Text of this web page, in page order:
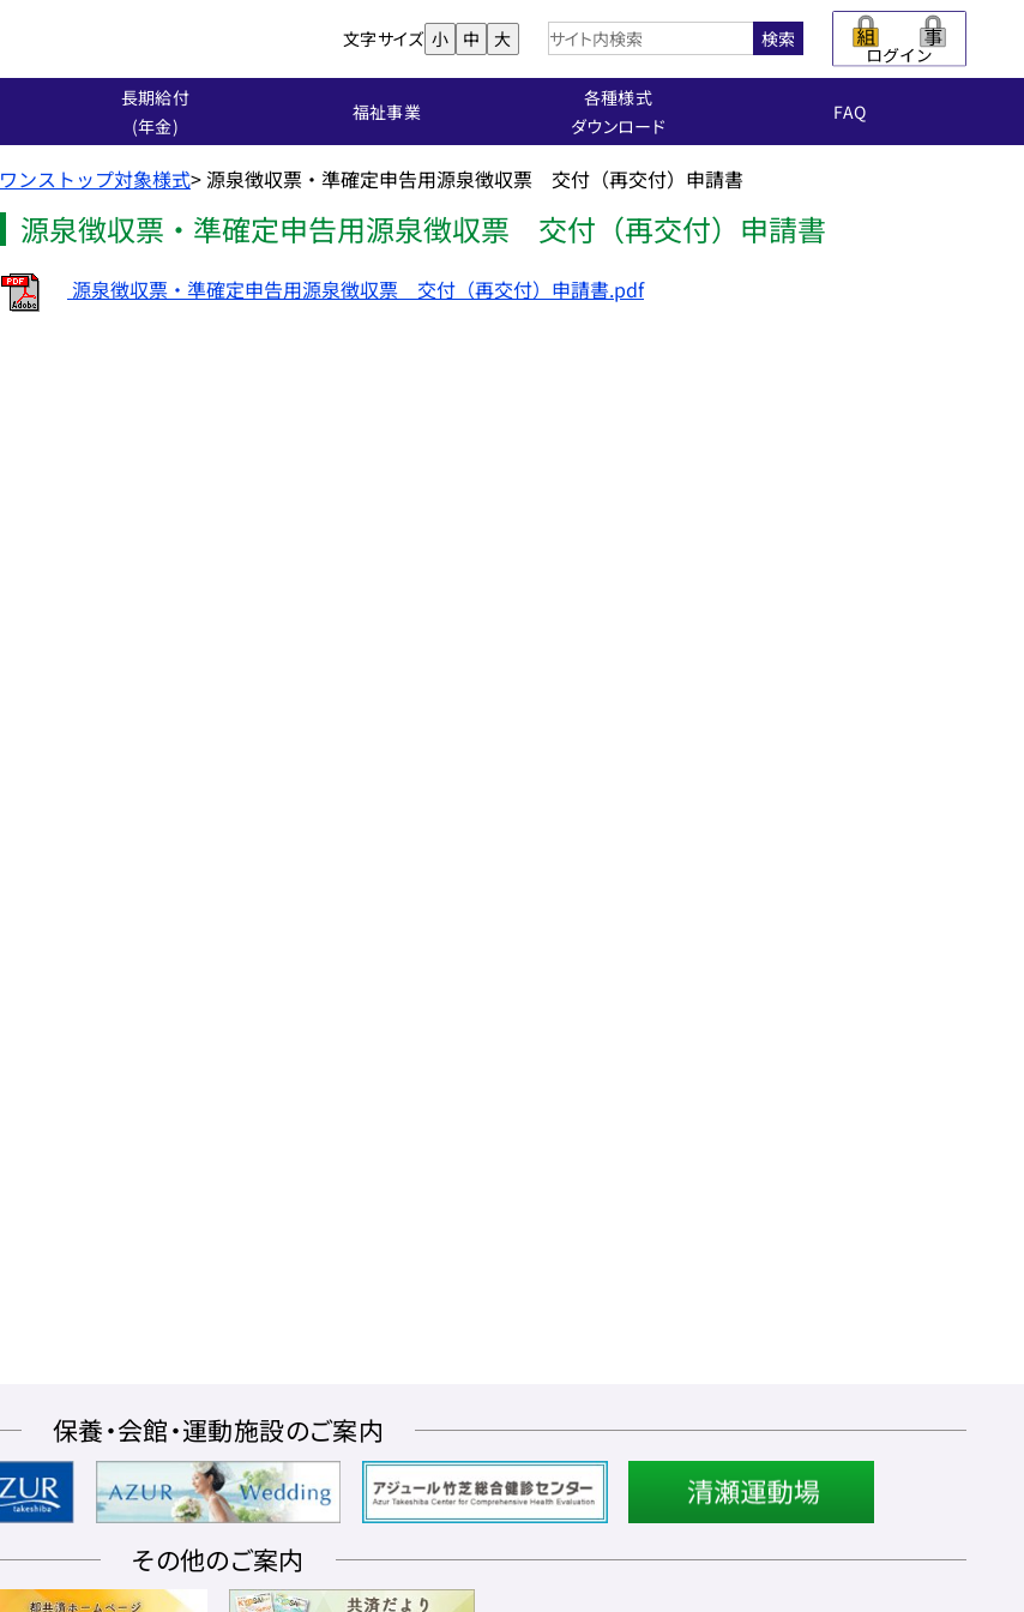
文字サイズ 小 中 大 検索
長期給付
(年金)
福祉事業
各種様式
ダウンロード
FAQ
ワンストップ対象様式>源泉徴収票・準確定申告用源泉徴収票 交付（再交付）申請書
源泉徴収票・準確定申告用源泉徴収票 交付（再交付）申請書
源泉徴収票・準確定申告用源泉徴収票 交付（再交付）申請書.pdf
保養・会館・運動施設のご案内
その他のご案内